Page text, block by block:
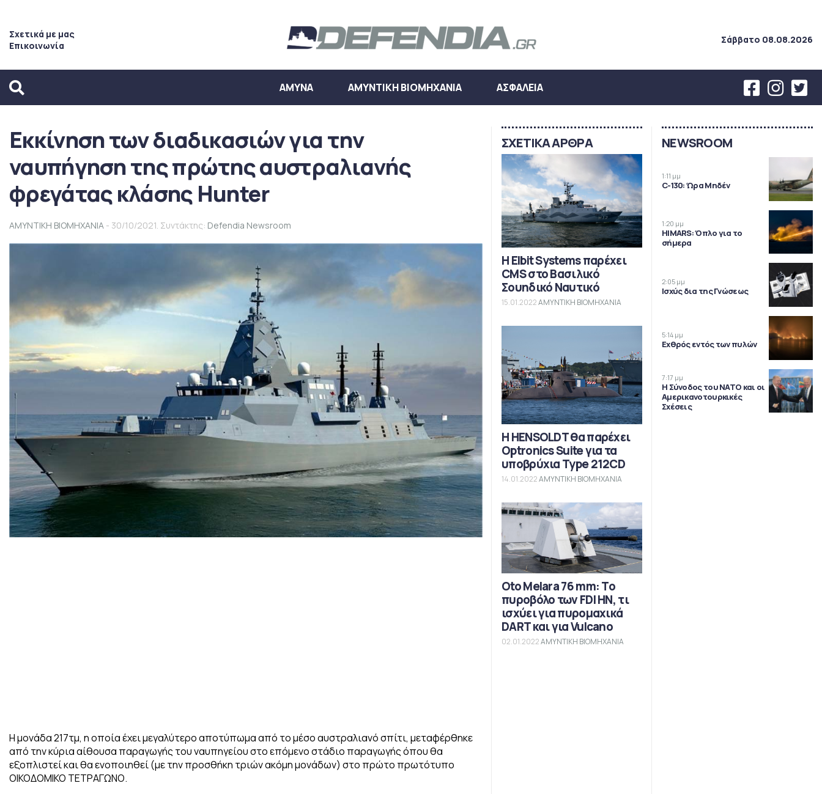
Σχετικά με μας
Επικοινωνία
Σάββατο 08.08.2026
ΑΜΥΝΑ ΑΜΥΝΤΙΚΗ ΒΙΟΜΗΧΑΝΙΑ ΑΣΦΑΛΕΙΑ
Εκκίνηση των διαδικασιών για την
ναυπήγηση της πρώτης αυστραλιανής
φρεγάτας κλάσης Hunter
ΑΜΥΝΤΙΚΗ ΒΙΟΜΗΧΑΝΙΑ - 30/10/2021. Συντάκτης: Defendia Newsroom
Η μονάδα 217τμ, η οποία έχει μεγαλύτερο αποτύπωμα από το μέσο αυστραλιανό σπίτι, μεταφέρθηκε
από την κύρια αίθουσα παραγωγής του ναυπηγείου στο επόμενο στάδιο παραγωγής όπου θα
εξοπλιστεί και θα ενοποιηθεί (με την προσθήκη τριών ακόμη μονάδων) στο πρώτο πρωτότυπο
ΟΙΚΟΔΟΜΙΚΟ ΤΕΤΡΑΓΩΝΟ.
ΣΧΕΤΙΚΑ ΑΡΘΡΑ
Η Elbit Systems παρέχει
CMS στο Βασιλικό
Σουηδικό Ναυτικό
15.01.2022ΑΜΥΝΤΙΚΗ ΒΙΟΜΗΧΑΝΙΑ
Η HENSOLDT θα παρέχει
Optronics Suite για τα
υποβρύχια Type 212CD
14.01.2022ΑΜΥΝΤΙΚΗ ΒΙΟΜΗΧΑΝΙΑ
Oto Melara 76 mm: Το
πυροβόλο των FDI HN, τι
ισχύει για πυρομαχικά
DART και για Vulcano
02.01.2022ΑΜΥΝΤΙΚΗ ΒΙΟΜΗΧΑΝΙΑ
NEWSROOM
1:11 μμ
C-130: Ώρα Μηδέν
1:20 μμ
HIMARS: Όπλο για το
σήμερα
2:05 μμ
Ισχύς δια της Γνώσεως
5:14 μμ
Εχθρός εντός των πυλών
7:17 μμ
Η Σύνοδος του ΝΑΤΟ και οι
Αμερικανοτουρκικές
Σχέσεις